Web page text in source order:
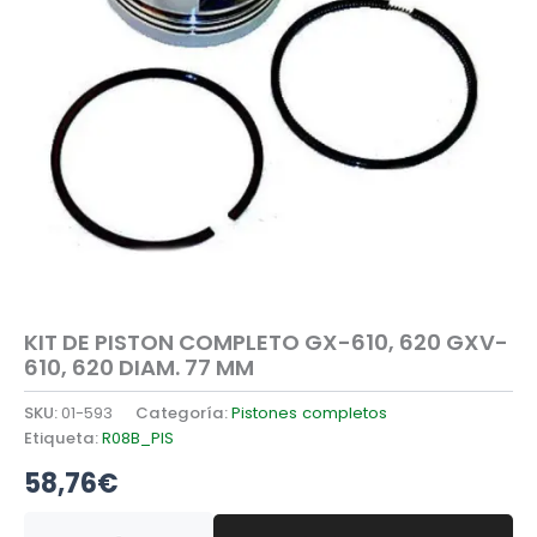
KIT DE PISTON COMPLETO GX-610, 620 GXV-
610, 620 DIAM. 77 MM
SKU: 01-593 Categoría:Pistones completos
Etiqueta:R08B_PIS
58,76€